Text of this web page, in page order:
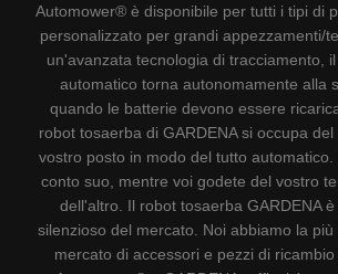
Automower® è disponibile per tutti i tipi di
personalizzato per grandi appezzamenti/
un'avanzata tecnologia di tracciamento,
automatico torna autonomamente alla
quando le batterie devono essere
robot tosaerba di GARDENA si occupa
vostro posto in modo del tutto automatico.
conto suo, mentre voi godete del vostro
dell'altro. Il robot tosaerba GARDENA
silenzioso del mercato. Noi abbiamo la
mercato di accessori e pezzi di